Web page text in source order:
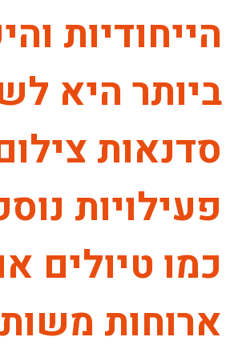
הייחודיות
ביותר היא
סדנאות
פעילויות
כמו טיולים
ארוחות